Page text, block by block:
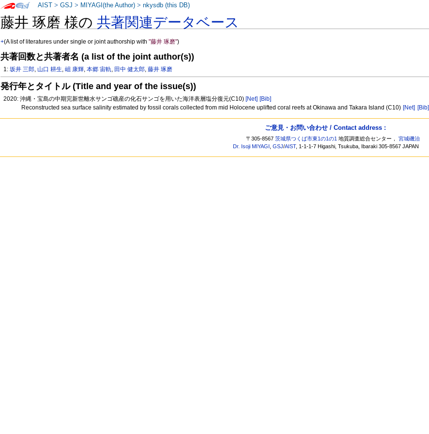
藤井 琢磨 様の共著関連データベース
+(A list of literatures under single or joint authorship with"藤井 琢磨")
共著回数と共著者名 (a list of the joint author(s))
1:坂井 三郎, 山口 耕生,岨 康輝,本郷 宙軌, 田中 健太郎,藤井 琢磨
発行年とタイトル (Title and year of the issue(s))
2020: 沖縄・宝島の中期完新世離水サンゴ礁産の化石サンゴを用いた海洋表層塩分復元(C10) [Net] [Bib]
Reconstructed sea surface salinity estimated by fossil corals collected from mid Holocene uplifted coral reefs at Okinawa and Takara Island (C10) [Net] [Bib]
AIST >GSJ > MIYAGI(the Author) >nkysdb (this DB)
ご意見・お問い合わせ / Contact address :
〒305-8567茨城県つくば市東1の1の1 地質調査総合センター，宮城磯治
Dr. Isoji MIYAGI ,GSJ/AIST, 1-1-1-7 Higashi, Tsukuba, Ibaraki 305-8567 JAPAN